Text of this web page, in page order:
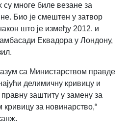
су многе биле везане за
Био је смештен у затвор
што је између 2012. и
Еквадора у Лондону,
са Министарством правде
делимичну кривицу и
заштиту у замену за
кривицу за новинарство,“